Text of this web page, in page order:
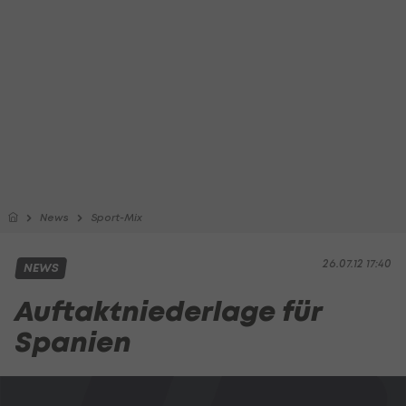
News Sport-Mix
26.07.12 17:40
NEWS
Auftaktniederlage für
Spanien